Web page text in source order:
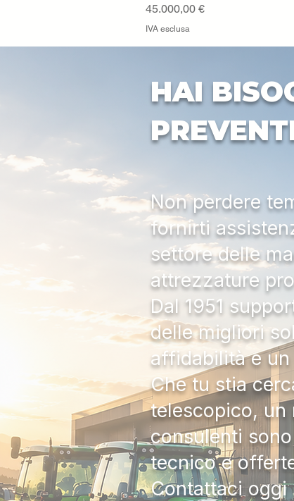
Prezzo
45.000,00 €
IVA esclusa
HAI
Non perdere
fornirti
settore delle
attrezzature
Dal 1951
delle migliori
affidabilità e
Che tu stia
telescopico,
consulenti
tecnico e
Contattaci oggi